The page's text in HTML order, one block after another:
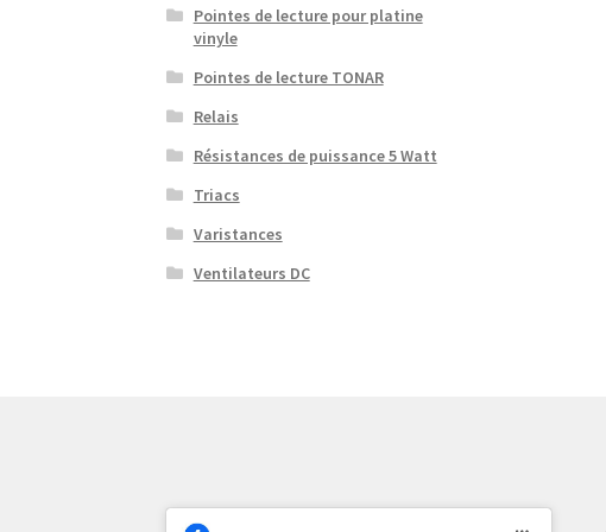
Pointes de lecture pour platine
vinyle
Pointes de lecture TONAR
Relais
Résistances de puissance 5 Watt
Triacs
Varistances
Ventilateurs DC